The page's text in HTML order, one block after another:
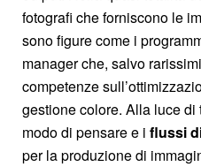
fotografi che forniscono le
sono figure come i
manager che, salvo
competenze
gestione colore. Alla luce
modo di pensare e i flussi
per la produzione di